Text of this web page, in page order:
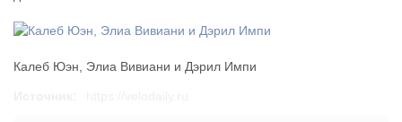
Калеб Юэн, Элиа Вивиани и Дэрил Импи